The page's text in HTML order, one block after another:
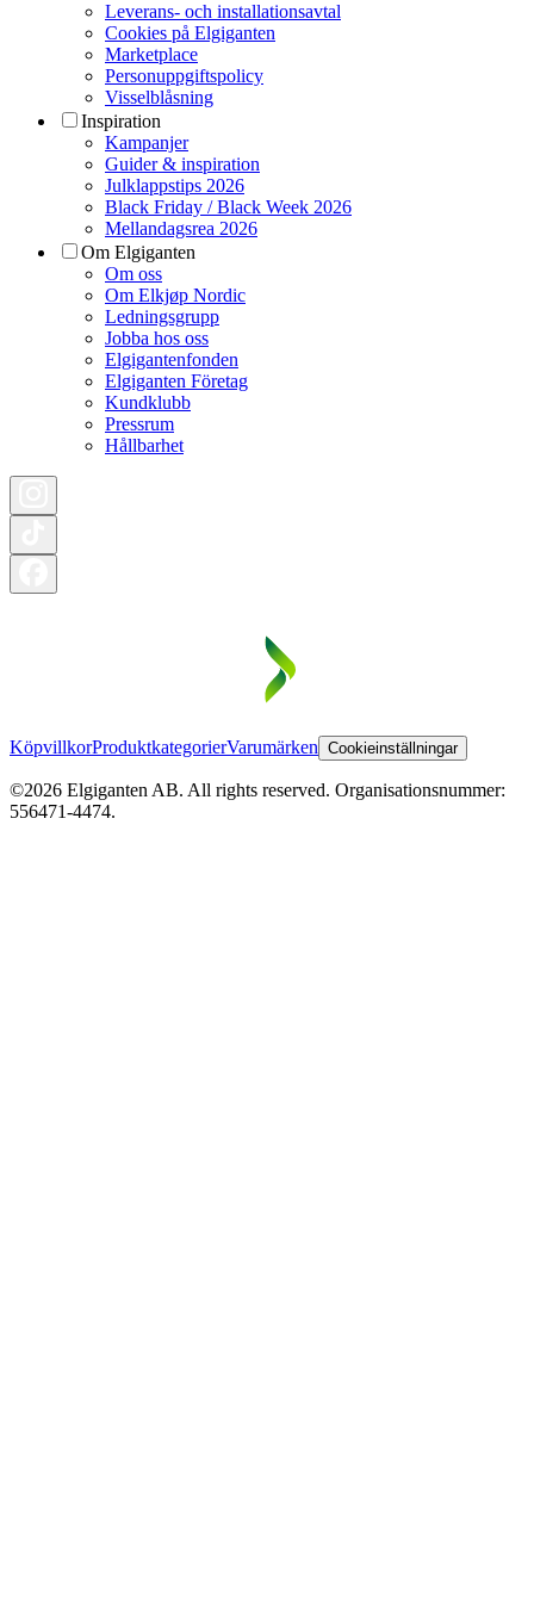
Leverans- och installationsavtal
Cookies på Elgiganten
Marketplace
Personuppgiftspolicy
Visselblåsning
Inspiration
Kampanjer
Guider & inspiration
Julklappstips 2026
Black Friday / Black Week 2026
Mellandagsrea 2026
Om Elgiganten
Om oss
Om Elkjøp Nordic
Ledningsgrupp
Jobba hos oss
Elgigantenfonden
Elgiganten Företag
Kundklubb
Pressrum
Hållbarhet
KöpvillkorProduktkategorierVarumärken Cookieinställningar
©2026 Elgiganten AB. All rights reserved. Organisationsnummer:
556471-4474.